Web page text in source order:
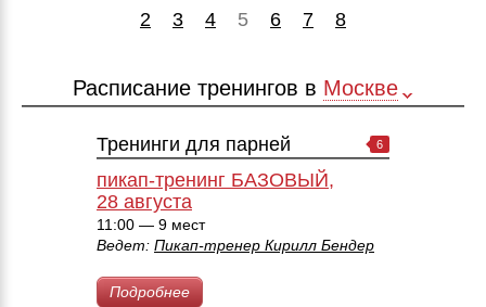
2 3 4 5 6 7 8
Расписание тренингов в Москве
Тренинги для парней 6
пикап-тренинг БАЗОВЫЙ,
28 августа
11:00 — 9 мест
Ведет: Пикап-тренер Кирилл Бендер
Подробнее